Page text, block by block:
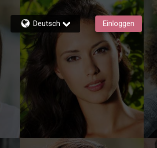
Deutsch Einloggen